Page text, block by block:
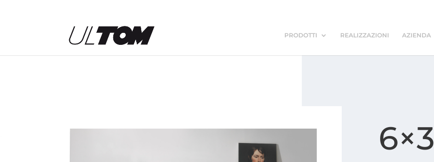
PRODOTTI REALIZZAZIONI AZIENDA
6×3